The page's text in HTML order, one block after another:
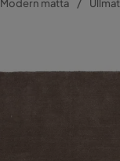
Modern matta